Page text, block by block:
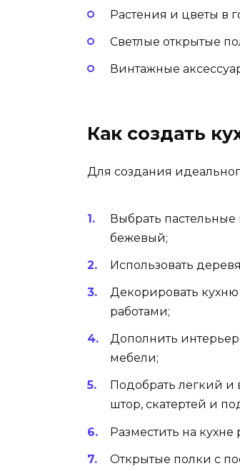
Растения и цветы в
Светлые открытые
Винтажные
Как создать
Для создания
Выбрать пастельные
бежевый;
Использовать
Декорировать
работами;
Дополнить
мебели;
Подобрать легкий
штор, скатертей и
Разместить на
Открытые полки с